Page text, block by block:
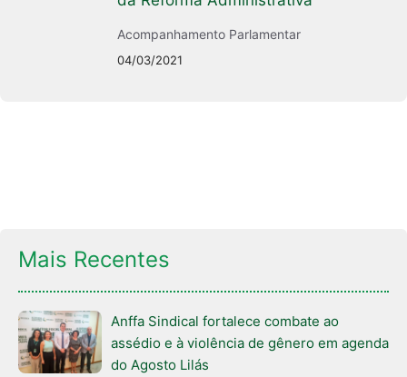
Acompanhamento Parlamentar
04/03/2021
Mais Recentes
Anffa Sindical fortalece combate ao
assédio e à violência de gênero em agenda
do Agosto Lilás